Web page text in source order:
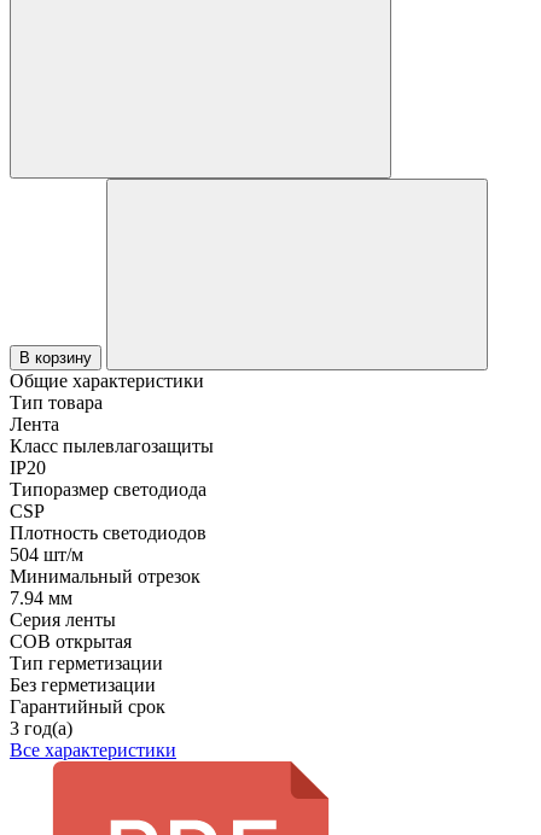
В корзину
Общие характеристики
Тип товара
Лента
Класс пылевлагозащиты
IP20
Типоразмер светодиода
CSP
Плотность светодиодов
504 шт/м
Минимальный отрезок
7.94 мм
Серия ленты
COB открытая
Тип герметизации
Без герметизации
Гарантийный срок
3 год(а)
Все характеристики